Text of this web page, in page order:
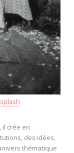
il crée en
des idées,
thématique